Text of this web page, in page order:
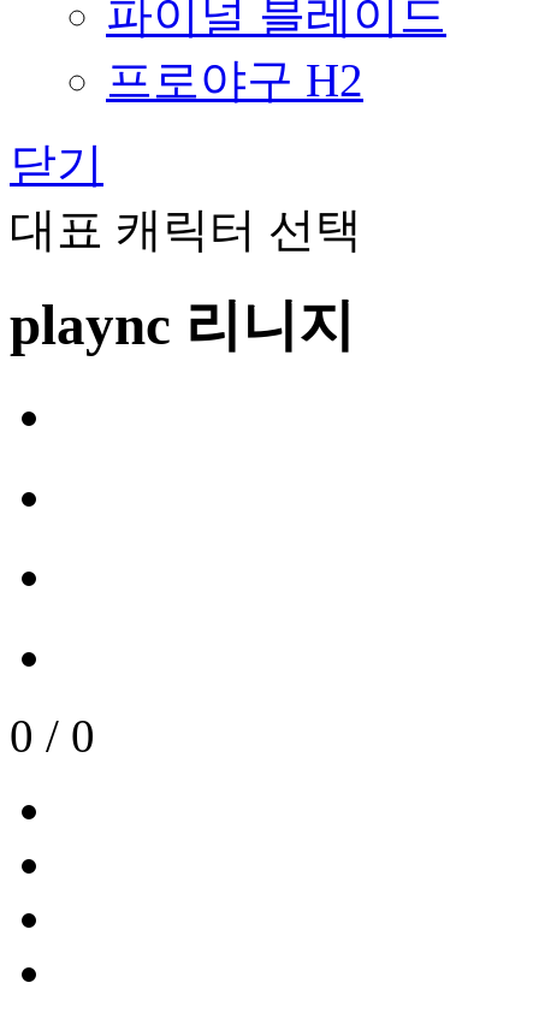
파이널 블레이드
프로야구 H2
닫기
대표 캐릭터 선택
plaync 리니지
0 / 0